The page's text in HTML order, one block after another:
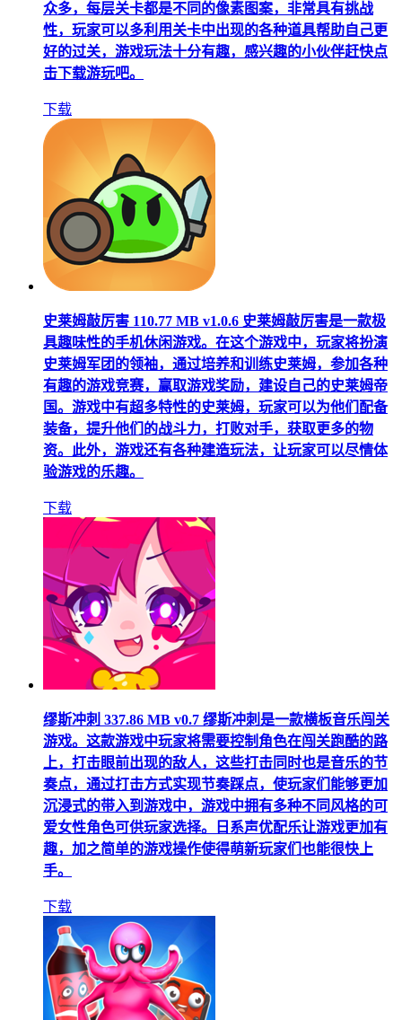
众多，每层关卡都是不同的像素图案，非常具有挑战
性，玩家可以多利用关卡中出现的各种道具帮助自己更
好的过关，游戏玩法十分有趣，感兴趣的小伙伴赶快点
击下载游玩吧。
下载
史莱姆敲厉害 110.77 MB v1.0.6 史莱姆敲厉害是一款极
具趣味性的手机休闲游戏。在这个游戏中，玩家将扮演
史莱姆军团的领袖，通过培养和训练史莱姆，参加各种
有趣的游戏竞赛，赢取游戏奖励，建设自己的史莱姆帝
国。游戏中有超多特性的史莱姆，玩家可以为他们配备
装备，提升他们的战斗力，打败对手，获取更多的物
资。此外，游戏还有各种建造玩法，让玩家可以尽情体
验游戏的乐趣。
下载
缪斯冲刺 337.86 MB v0.7 缪斯冲刺是一款横板音乐闯关
游戏。这款游戏中玩家将需要控制角色在闯关跑酷的路
上，打击眼前出现的敌人，这些打击同时也是音乐的节
奏点，通过打击方式实现节奏踩点，使玩家们能够更加
沉浸式的带入到游戏中，游戏中拥有多种不同风格的可
爱女性角色可供玩家选择。日系声优配乐让游戏更加有
趣，加之简单的游戏操作使得萌新玩家们也能很快上
手。
下载